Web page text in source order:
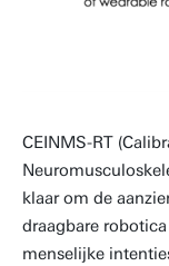
CEINMS-RT
klaar om de
draagbare
menselijke